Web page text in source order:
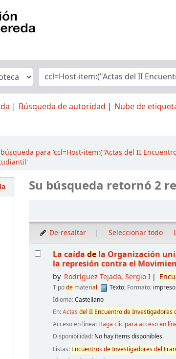
Búsqueda de autoridad Nube de
para 'ccl=Host-item:("Actas del II
Su búsqueda retornó 2
De-resaltar Seleccionar todo
Resultados
La caída dela Organización
la represión contra el
by Rodríguez Tejada, Sergio I
Tipodematerial: Texto; Formato: impreso
Idioma:Castellano
En:Actasdel II EncuentrodeInvestigadores
Acceso en línea: Haga clic para acceso en
Disponibilidad: No hay ítems disponibles.
Listas: EncuentrosdeInvestigadoresdel